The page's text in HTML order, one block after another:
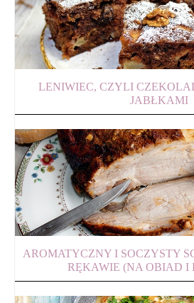
LENIWIEC, CZYLI
JABŁKAMI
AROMATYCZNY I SOCZYSTY
RĘKAWIE (NA OBIAD I